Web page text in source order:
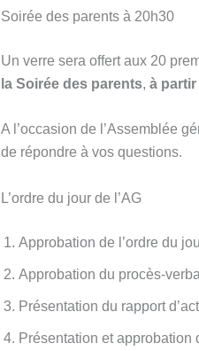
Soirée des parents à 20h30
Un verre sera offert aux 20
la Soirée des parents, à partir
A l’occasion de l’Assemblée
de répondre à vos questions.
L’ordre du jour de l’AG
Approbation de l’ordre du
Approbation du procès-
Présentation du rapport
Présentation et approbation